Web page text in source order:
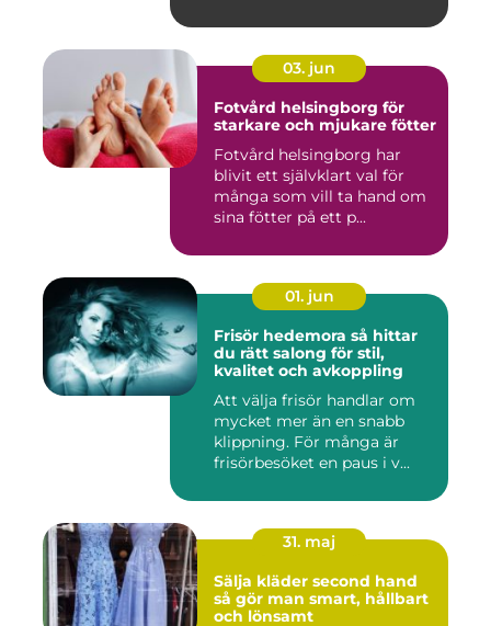
03. jun
Fotvård helsingborg för
starkare och mjukare fötter
Fotvård helsingborg har
blivit ett självklart val för
många som vill ta hand om
sina fötter på ett p...
01. jun
Frisör hedemora så hittar
du rätt salong för stil,
kvalitet och avkoppling
Att välja frisör handlar om
mycket mer än en snabb
klippning. För många är
frisörbesöket en paus i v...
31. maj
Sälja kläder second hand
så gör man smart, hållbart
och lönsamt